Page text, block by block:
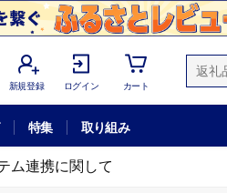
新規登録 ログイン カート
特集 取り組み
ム連携に関して